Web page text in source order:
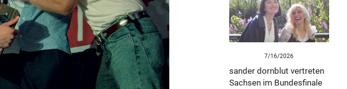
7/16/2026
sander dornblut vertreten
Sachsen im Bundesfinale